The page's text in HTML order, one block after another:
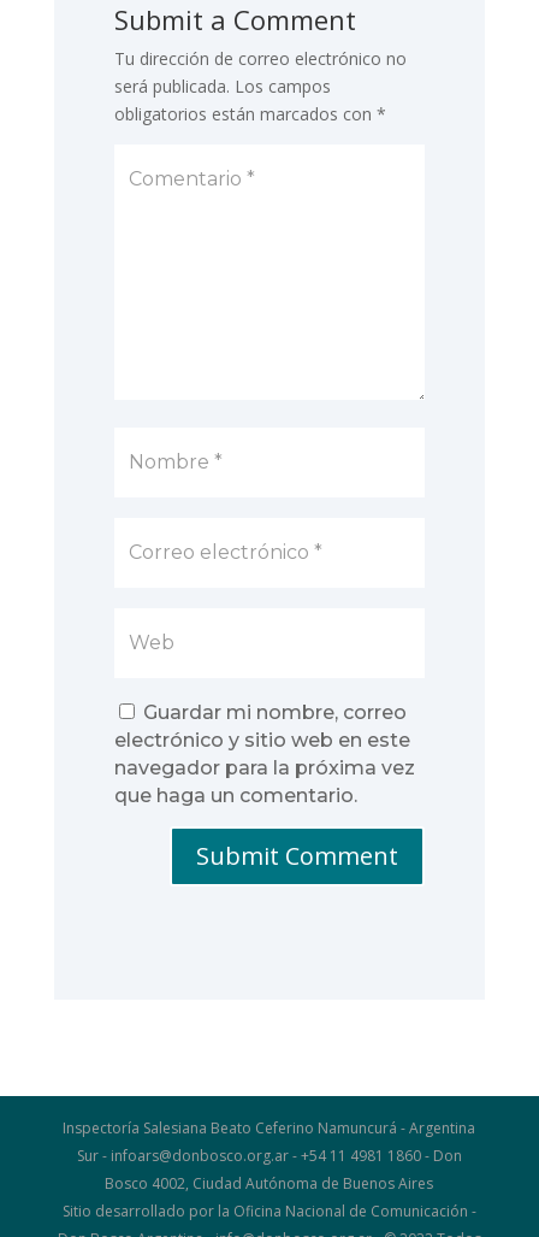
Submit a Comment
Tu dirección de correo electrónico no
será publicada. Los campos
obligatorios están marcados con *
Guardar mi nombre, correo
electrónico y sitio web en este
navegador para la próxima vez
que haga un comentario.
Submit Comment
Inspectoría Salesiana Beato Ceferino Namuncurá - Argentina
Sur - infoars@donbosco.org.ar - +54 11 4981 1860 - Don
Bosco 4002, Ciudad Autónoma de Buenos Aires
Sitio desarrollado por la Oficina Nacional de Comunicación -